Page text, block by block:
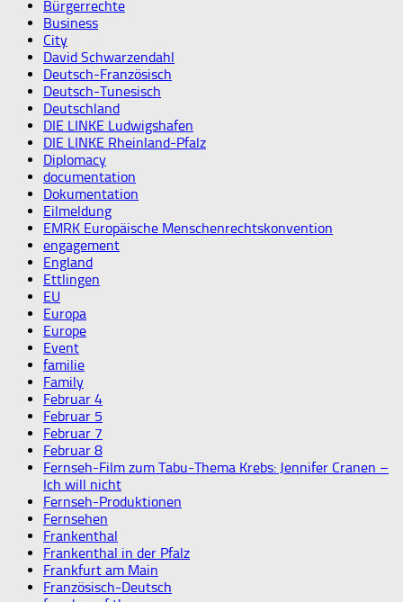
Bürgerrechte
Business
City
David Schwarzendahl
Deutsch-Französisch
Deutsch-Tunesisch
Deutschland
DIE LINKE Ludwigshafen
DIE LINKE Rheinland-Pfalz
Diplomacy
documentation
Dokumentation
Eilmeldung
EMRK Europäische Menschenrechtskonvention
engagement
England
Ettlingen
EU
Europa
Europe
Event
familie
Family
Februar 4
Februar 5
Februar 7
Februar 8
Fernseh-Film zum Tabu-Thema Krebs: Jennifer Cranen –
Ich will nicht
Fernseh-Produktionen
Fernsehen
Frankenthal
Frankenthal in der Pfalz
Frankfurt am Main
Französisch-Deutsch